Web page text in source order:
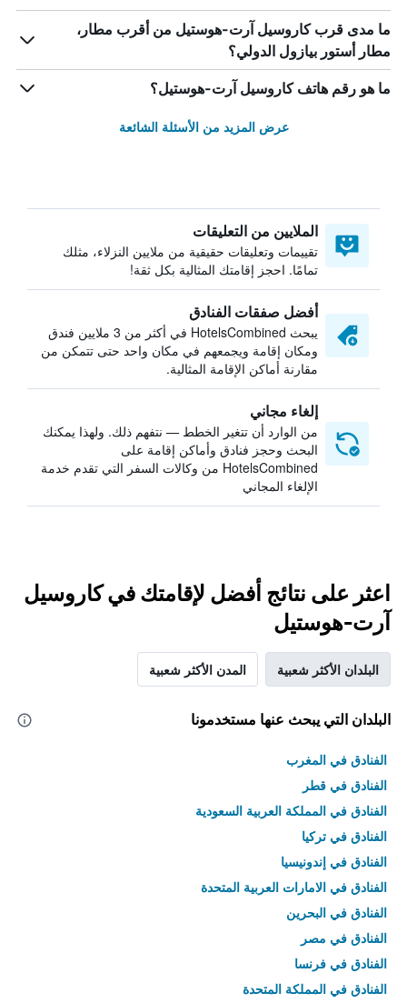
ما مدى قرب كاروسيل آرت-هوستيل من أقرب مطار،
مطار أستور بيازول الدولي؟
ما هو رقم هاتف كاروسيل آرت-هوستيل؟
عرض المزيد من الأسئلة الشائعة
الملايين من التعليقات
تقييمات وتعليقات حقيقية من ملايين النزلاء، مثلك
تمامًا. احجز إقامتك المثالية بكل ثقة!
أفضل صفقات الفنادق
يبحث HotelsCombined في أكثر من 3 ملايين فندق
ومكان إقامة ويجمعهم في مكان واحد حتى تتمكن من
مقارنة أماكن الإقامة المثالية.
إلغاء مجاني
من الوارد أن تتغير الخطط — نتفهم ذلك. ولهذا يمكنك
البحث وحجز فنادق وأماكن إقامة على
HotelsCombined من وكالات السفر التي تقدم خدمة
الإلغاء المجاني
اعثر على نتائج أفضل لإقامتك في كاروسيل
آرت-هوستيل
البلدان الأكثر شعبية المدن الأكثر شعبية
البلدان التي يبحث عنها مستخدمونا
الفنادق في المغرب
الفنادق في قطر
الفنادق في المملكة العربية السعودية
الفنادق في تركيا
الفنادق في إندونيسيا
الفنادق في الامارات العربية المتحدة
الفنادق في البحرين
الفنادق في مصر
الفنادق في فرنسا
الفنادق في المملكة المتحدة